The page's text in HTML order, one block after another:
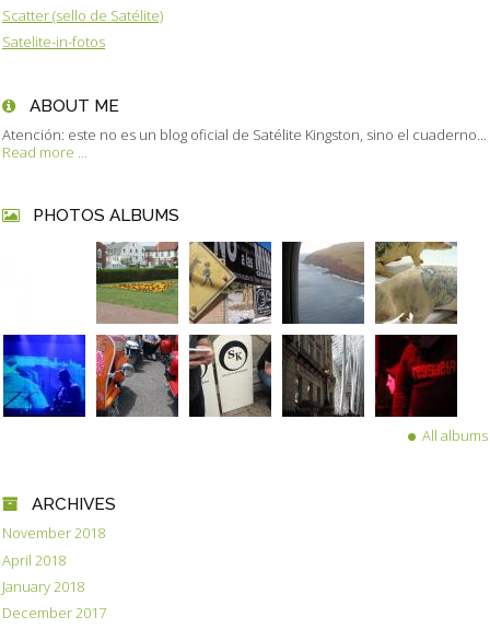
Scatter (sello de Satélite)
Satelite-in-fotos
ABOUT ME
Atención: este no es un blog oficial de Satélite Kingston, sino el cuaderno...
Read more ...
PHOTOS ALBUMS
All albums
ARCHIVES
November 2018
April 2018
January 2018
December 2017